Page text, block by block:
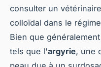
consulter un
colloïdal dans le
Bien que
tels que l'argyrie, une